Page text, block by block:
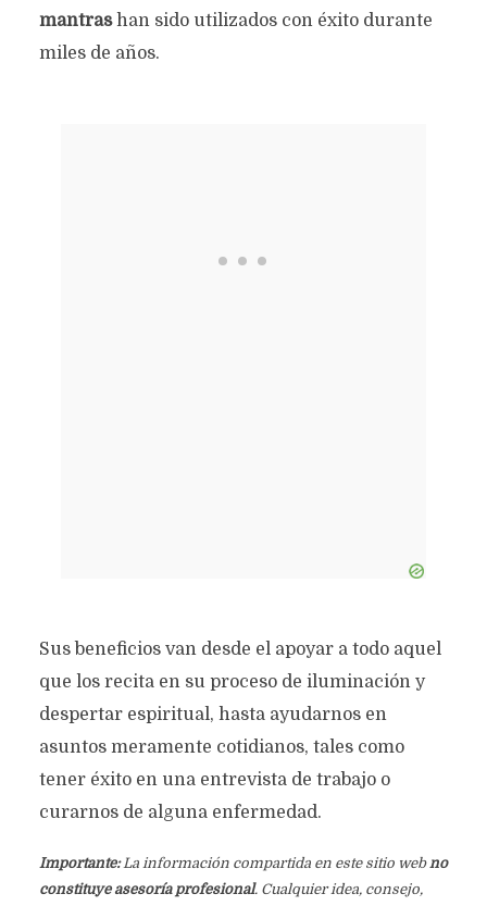
mantrashan sido utilizados con éxito durante
miles de años.
Sus beneficios van desde el apoyar a todo aquel
que los recita en su proceso de iluminación y
despertar espiritual, hasta ayudarnos en
asuntos meramente cotidianos, tales como
tener éxito en una entrevista de trabajo o
curarnos de alguna enfermedad.
Importante:La información compartida en este sitio webno
constituye asesoría profesional. Cualquier idea, consejo,